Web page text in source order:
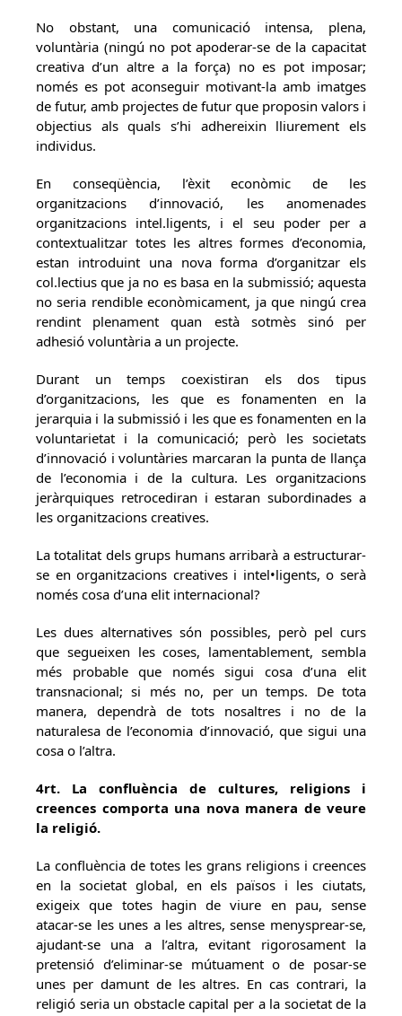
No obstant, una comunicació intensa, plena,
voluntària (ningú no pot apoderar-se de la capacitat
creativa d’un altre a la força) no es pot imposar;
només es pot aconseguir motivant-la amb imatges
de futur, amb projectes de futur que proposin valors i
objectius als quals s’hi adhereixin lliurement els
individus.
En conseqüència, l’èxit econòmic de les
organitzacions d’innovació, les anomenades
organitzacions intel.ligents, i el seu poder per a
contextualitzar totes les altres formes d’economia,
estan introduint una nova forma d’organitzar els
col.lectius que ja no es basa en la submissió; aquesta
no seria rendible econòmicament, ja que ningú crea
rendint plenament quan està sotmès sinó per
adhesió voluntària a un projecte.
Durant un temps coexistiran els dos tipus
d’organitzacions, les que es fonamenten en la
jerarquia i la submissió i les que es fonamenten en la
voluntarietat i la comunicació; però les societats
d’innovació i voluntàries marcaran la punta de llança
de l’economia i de la cultura. Les organitzacions
jeràrquiques retrocediran i estaran subordinades a
les organitzacions creatives.
La totalitat dels grups humans arribarà a estructurar-
se en organitzacions creatives i intel•ligents, o serà
només cosa d’una elit internacional?
Les dues alternatives són possibles, però pel curs
que segueixen les coses, lamentablement, sembla
més probable que només sigui cosa d’una elit
transnacional; si més no, per un temps. De tota
manera, dependrà de tots nosaltres i no de la
naturalesa de l’economia d’innovació, que sigui una
cosa o l’altra.
4rt. La confluència de cultures, religions i
creences comporta una nova manera de veure
la religió.
La confluència de totes les grans religions i creences
en la societat global, en els països i les ciutats,
exigeix que totes hagin de viure en pau, sense
atacar-se les unes a les altres, sense menysprear-se,
ajudant-se una a l’altra, evitant rigorosament la
pretensió d’eliminar-se mútuament o de posar-se
unes per damunt de les altres. En cas contrari, la
religió seria un obstacle capital per a la societat de la